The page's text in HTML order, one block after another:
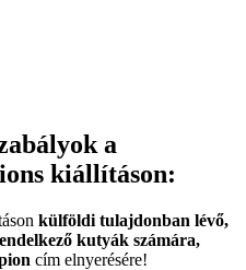
a
kiállításon:
külföldi tulajdonban lévő,
kutyák számára,
cím elnyerésére!